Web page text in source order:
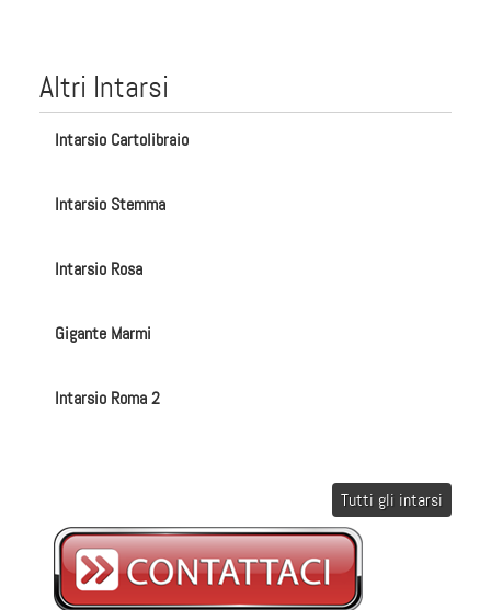
Altri Intarsi
Intarsio Cartolibraio
Intarsio Stemma
Intarsio Rosa
Gigante Marmi
Intarsio Roma 2
Tutti gli intarsi